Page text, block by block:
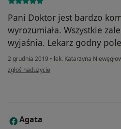
Pani Doktor jest bardzo
wyrozumiała. Wszystkie
wyjaśnia. Lekarz godny
2 grudnia 2019 • lek. Katarzyna
w opinii użytkownika Konto zostało usunięte
zgłoś nadużycie
A Agata